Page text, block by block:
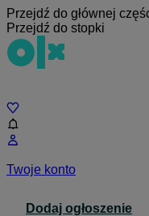
Przejdź do głównej
Przejdź do stopki
Twoje konto
Dodaj ogłoszenie